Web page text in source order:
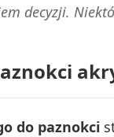
decyzji.
do paznokci